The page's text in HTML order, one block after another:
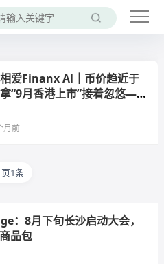
爱Finanx Al｜币价趋近于
“9月香港上市”接着忽悠——
月前
页1条
：8月下旬长沙启动大会，
品包